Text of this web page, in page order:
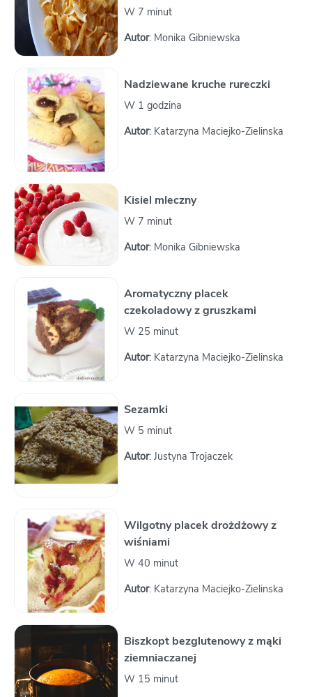
W 7 minut
Autor: Monika Gibniewska
Nadziewane kruche rureczki
W 1 godzina
Autor: Katarzyna Maciejko-Zielinska
Kisiel mleczny
W 7 minut
Autor: Monika Gibniewska
Aromatyczny placek
czekoladowy z gruszkami
W 25 minut
Autor: Katarzyna Maciejko-Zielinska
Sezamki
W 5 minut
Autor: Justyna Trojaczek
Wilgotny placek drożdżowy z
wiśniami
W 40 minut
Autor: Katarzyna Maciejko-Zielinska
Biszkopt bezglutenowy z mąki
ziemniaczanej
W 15 minut